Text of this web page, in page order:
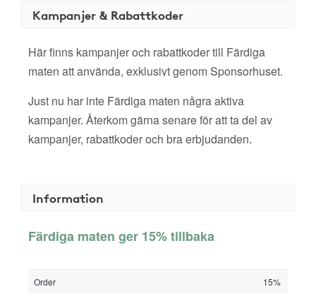
Kampanjer & Rabattkoder
Här finns kampanjer och rabattkoder till Färdiga
maten att använda, exklusivt genom Sponsorhuset.
Just nu har inte Färdiga maten några aktiva
kampanjer. Återkom gärna senare för att ta del av
kampanjer, rabattkoder och bra erbjudanden.
Information
Färdiga maten ger 15% tillbaka
Order 15%